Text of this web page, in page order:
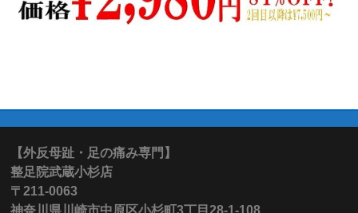
【外反母趾・足の痛み専門】
整足院武蔵小杉店
〒211-0063
神奈川県川崎市中原区小杉町3丁目28-1-108